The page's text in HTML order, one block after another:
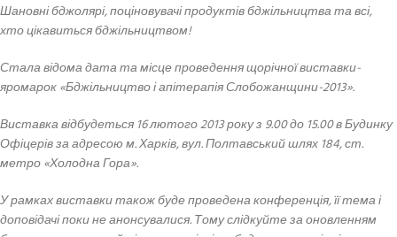
Шановні бджолярі, поціновувачі продуктів бджільництва та всі,
хто цікавиться бджільництвом!
Стала відома дата та місце проведення щорічної виставки-
яромарок «Бджільництво і апітерапія Слобожанщини-2013».
Виставка відбудеться 16 лютого 2013 року з 9.00 до 15.00 в Будинку
Офіцерів за адресою м. Харків, вул. Полтавський шлях 184, ст.
метро «Холодна Гора».
У рамках виставки також буде проведена конференція, її тема і
доповідачі поки не анонсувалися. Тому слідкуйте за оновленням